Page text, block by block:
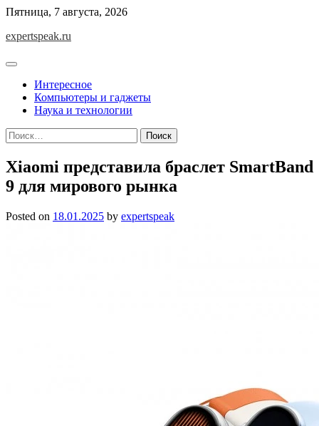
Skip
content
Пятница, 7 августа, 2026
expertspeak.ru
Интересное
Компьютеры и гаджеты
Наука и технологии
Найти:
Xiaomi представила браслет SmartBand
9 для мирового рынка
Posted on 18.01.2025 by expertspeak